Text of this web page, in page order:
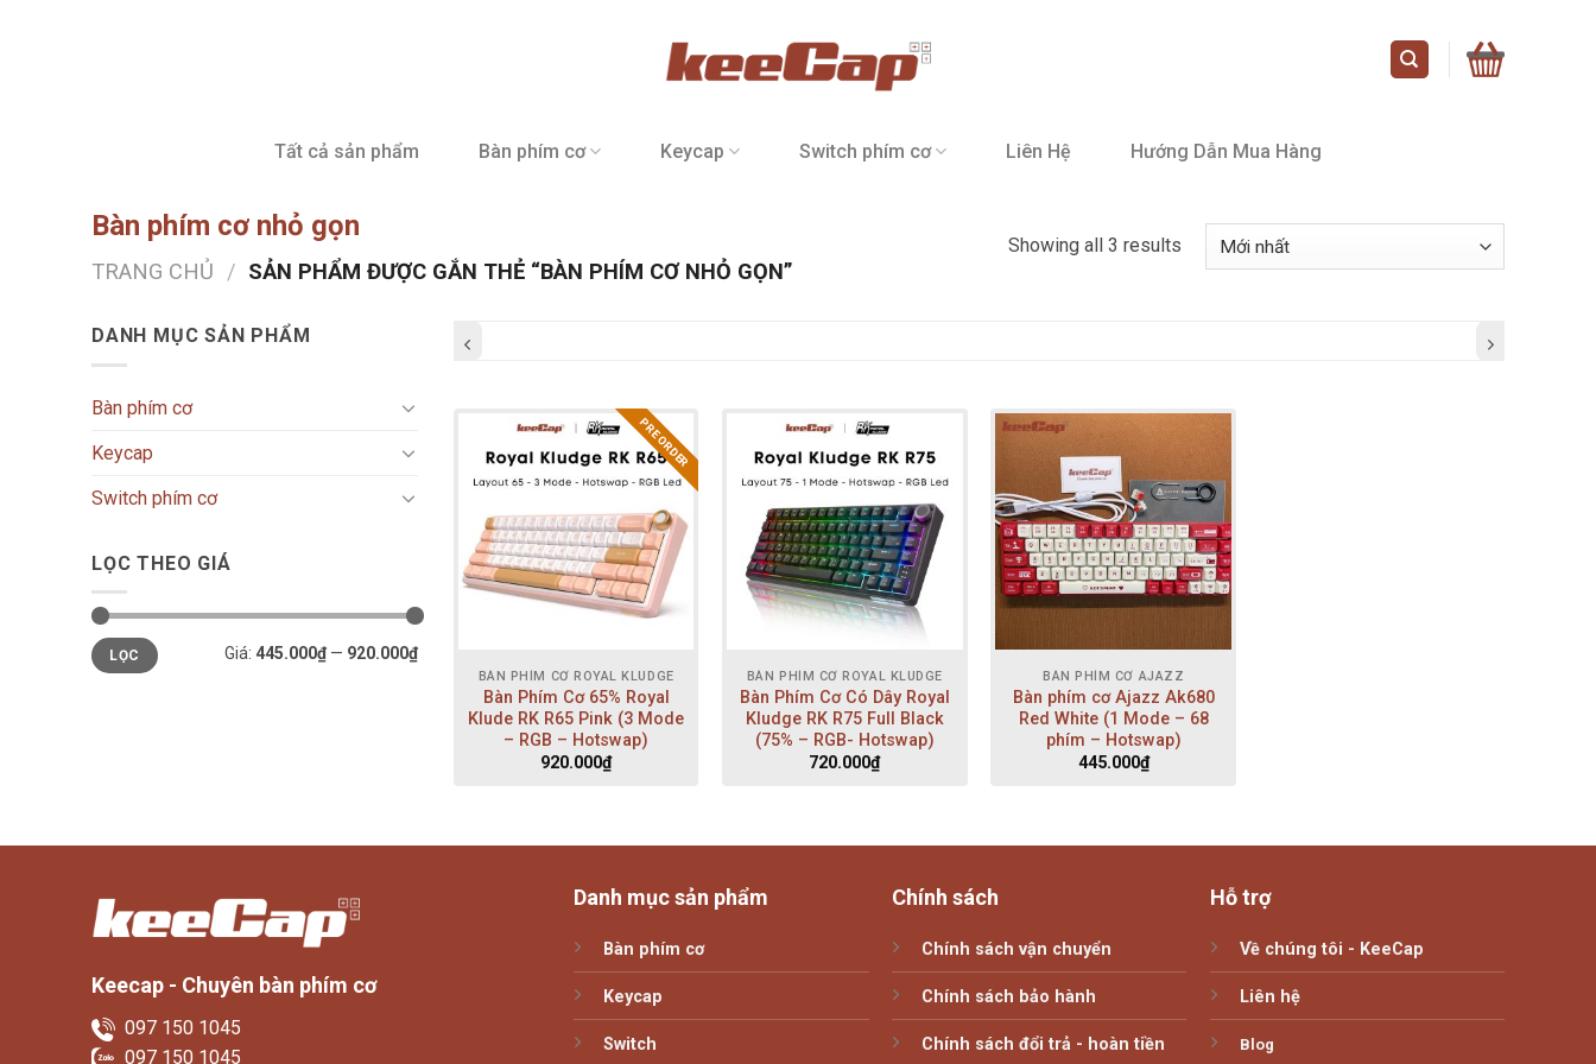
Tất cả sản phẩm Bàn phím cơ Keycap Switch phím cơ Liên Hệ Hướng Dẫn Mua Hàng
Bàn phím cơ nhỏ gọn
TRANG CHỦ / SẢN PHẨM ĐƯỢC GẮN THẺ “BÀN PHÍM CƠ NHỎ GỌN”
Showing all 3 results
DANH MỤC SẢN PHẨM
Bàn phím cơ
Keycap
Switch phím cơ
LỌC THEO GIÁ
Giá
thấp
nhất
Giá
cao
nhất
LỌC Giá: 445.000₫ — 920.000₫
PRE ORDER
BÀN PHÍM CƠ ROYAL KLUDGE
Bàn Phím Cơ 65% Royal
Klude RK R65 Pink (3 Mode
– RGB – Hotswap)
920.000₫
BÀN PHÍM CƠ ROYAL KLUDGE
Bàn Phím Cơ Có Dây Royal
Kludge RK R75 Full Black
(75% – RGB- Hotswap)
720.000₫
BÀN PHÍM CƠ AJAZZ
Bàn phím cơ Ajazz Ak680
Red White (1 Mode – 68
phím – Hotswap)
445.000₫
Keecap - Chuyên bàn phím cơ
097 150 1045
097 150 1045
Danh mục sản phẩm
Bàn phím cơ
Keycap
Switch
Chính sách
Chính sách vận chuyển
Chính sách bảo hành
Chính sách đổi trả - hoàn tiền
Hỗ trợ
Về chúng tôi - KeeCap
Liên hệ
Blog